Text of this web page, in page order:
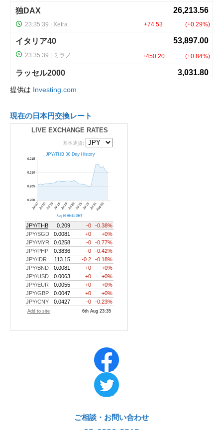
提供は Investing.com
現在の日本円交換レート
LIVE EXCHANGE RATES
ご相談・お問い合わせ